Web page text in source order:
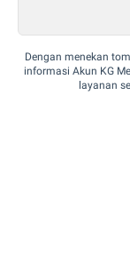
Dengan menekan
informasi Akun KG
layanan